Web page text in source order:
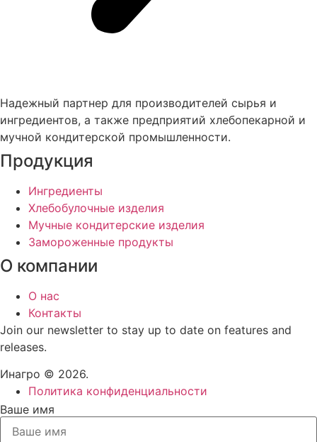
Надежный партнер для производителей сырья и
ингредиентов, а также предприятий хлебопекарной и
мучной кондитерской промышленности.
Продукция
Ингредиенты
Хлебобулочные изделия
Мучные кондитерские изделия
Замороженные продукты
О компании
О нас
Контакты
Join our newsletter to stay up to date on features and
releases.
Инагро © 2026.
Политика конфиденциальности
Ваше имя